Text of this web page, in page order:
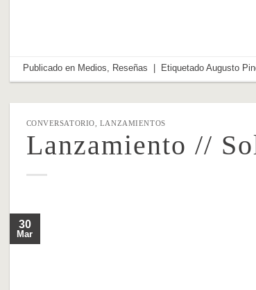
Publicado en Medios Reseñas Etiquetado Augusto
CONVERSATORIO LANZAMIENTOS
Lanzamiento //
30
Mar